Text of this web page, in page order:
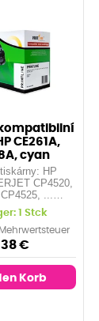
kompatibilní
CE261A,
cyan
HP
CP4520,
...
11.000
pokrytí Barva:
1 Stck
€
Korb